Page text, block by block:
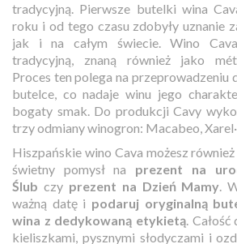
tradycyjną. Pierwsze butelki wina
roku i od tego czasu zdobyły uznanie
jak i na całym świecie. Wino
tradycyjną, znaną również jako
Proces ten polega na przeprowadzeniu
butelce, co nadaje winu jego
bogaty smak. Do produkcji Cavy
trzy odmiany winogron: Macabeo,
Hiszpańskie wino Cava możesz
świetny pomysł na prezent na
Ślub czy prezent na Dzień Mamy .
ważną datę i podaruj oryginalną
wina z dedykowaną etykietą .
kieliszkami, pysznymi słodyczami i